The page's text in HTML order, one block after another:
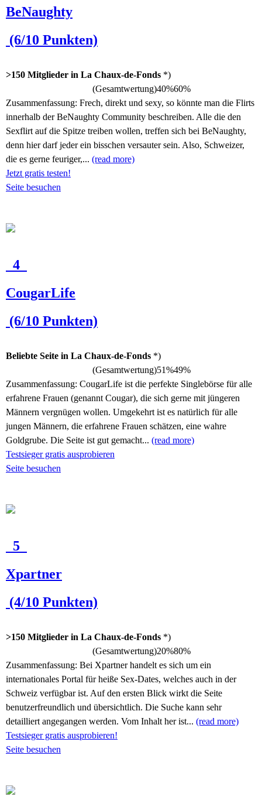
BeNaughty
(6/10 Punkten)
>150 Mitglieder in La Chaux-de-Fonds *)
(Gesamtwertung)40%60%
Zusammenfassung: Frech, direkt und sexy, so könnte man die Flirts
innerhalb der BeNaughty Community beschreiben. Alle die den
Sexflirt auf die Spitze treiben wollen, treffen sich bei BeNaughty,
denn hier darf jeder ein bisschen versauter sein. Also, Schweizer,
die es gerne feuriger,... (read more)
Jetzt gratis testen!
Seite besuchen
4
CougarLife
(6/10 Punkten)
Beliebte Seite in La Chaux-de-Fonds *)
(Gesamtwertung)51%49%
Zusammenfassung: CougarLife ist die perfekte Singlebörse für alle
erfahrene Frauen (genannt Cougar), die sich gerne mit jüngeren
Männern vergnügen wollen. Umgekehrt ist es natürlich für alle
jungen Männern, die erfahrene Frauen schätzen, eine wahre
Goldgrube. Die Seite ist gut gemacht... (read more)
Testsieger gratis ausprobieren
Seite besuchen
5
Xpartner
(4/10 Punkten)
>150 Mitglieder in La Chaux-de-Fonds *)
(Gesamtwertung)20%80%
Zusammenfassung: Bei Xpartner handelt es sich um ein
internationales Portal für heiße Sex-Dates, welches auch in der
Schweiz verfügbar ist. Auf den ersten Blick wirkt die Seite
benutzerfreundlich und übersichtlich. Die Suche kann sehr
detailliert angegangen werden. Vom Inhalt her ist... (read more)
Testsieger gratis ausprobieren!
Seite besuchen